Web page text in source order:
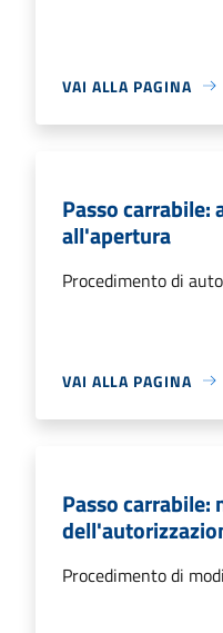
VAI ALLA PAGINA
Passo carrabile:
all'apertura
Procedimento di
VAI ALLA PAGINA
Passo carrabile:
Procedimento di